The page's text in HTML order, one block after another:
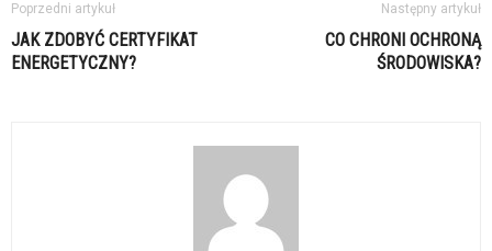
Poprzedni artykuł
JAK ZDOBYĆ CERTYFIKAT
ENERGETYCZNY?
Następny artykuł
CO CHRONI OCHRONĄ
ŚRODOWISKA?